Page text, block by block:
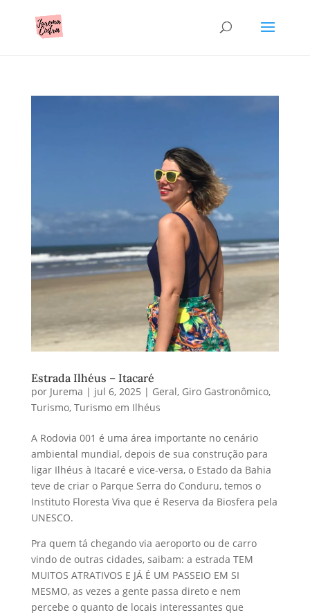
Estrada Ilhéus – Itacaré
por Jurema | jul 6, 2025 | Geral, Giro Gastronômico,
Turismo, Turismo em Ilhéus
A Rodovia 001 é uma área importante no cenário
ambiental mundial, depois de sua construção para
ligar Ilhéus à Itacaré e vice-versa, o Estado da Bahia
teve de criar o Parque Serra do Conduru, temos o
Instituto Floresta Viva que é Reserva da Biosfera pela
UNESCO.
Pra quem tá chegando via aeroporto ou de carro
vindo de outras cidades, saibam: a estrada TEM
MUITOS ATRATIVOS E JÁ É UM PASSEIO EM SI
MESMO, as vezes a gente passa direto e nem
percebe o quanto de locais interessantes que